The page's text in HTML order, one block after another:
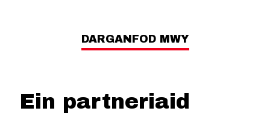
DARGANFOD MWY
Ein partneriaid